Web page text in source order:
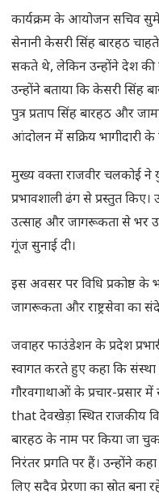
कार्यक्रम के आयोजन सचिव
सेनानी केसरी सिंह बारहठ
सकते थे, लेकिन उन्होंने देश की
उन्होंने बताया कि केसरी सिंह
पुत्र प्रताप सिंह बारहठ और
आंदोलन में सक्रिय भागीदारी के
मुख्य वक्ता राजवीर चलकोई
प्रभावशाली ढंग से प्रस्तुत किए।
उत्साह और जागरूकता से भर
गूंज सुनाई दी।
इस अवसर पर विधि प्रकोष्ठ
जागरूकता और राष्ट्रसेवा का
जवाहर फाउंडेशन के प्रदेश
स्वागत करते हुए कहा कि संस्था
गौरवगाथाओं के प्रचार-प्रसार में
that देवखेड़ा स्थित राजकीय
बारहठ के नाम पर किया जा
निरंतर प्रगति पर हैं। उन्होंने
लिए सदैव प्रेरणा का स्रोत बना